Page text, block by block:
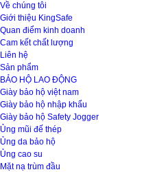
Về chúng tôi
Giới thiệu KingSafe
Quan điểm kinh doanh
Cam kết chất lượng
Liên hệ
Sản phẩm
BẢO HỘ LAO ĐỘNG
Giày bảo hộ việt nam
Giày bảo hộ nhập khẩu
Giày bảo hộ Safety Jogger
Ủng mũi đế thép
Ủng da bảo hộ
Ủng cao su
Mặt nạ trùm đầu